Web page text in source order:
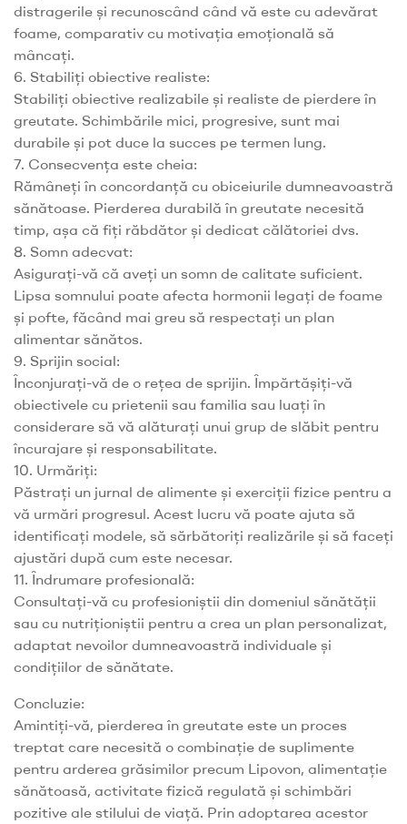
distragerile și recunoscând când vă este cu adevărat
foame, comparativ cu motivația emoțională să
mâncați.
6. Stabiliți obiective realiste:
Stabiliți obiective realizabile și realiste de pierdere în
greutate. Schimbările mici, progresive, sunt mai
durabile și pot duce la succes pe termen lung.
7. Consecvența este cheia:
Rămâneți în concordanță cu obiceiurile dumneavoastră
sănătoase. Pierderea durabilă în greutate necesită
timp, așa că fiți răbdător și dedicat călătoriei dvs.
8. Somn adecvat:
Asigurați-vă că aveți un somn de calitate suficient.
Lipsa somnului poate afecta hormonii legați de foame
și pofte, făcând mai greu să respectați un plan
alimentar sănătos.
9. Sprijin social:
Înconjurați-vă de o rețea de sprijin. Împărtășiți-vă
obiectivele cu prietenii sau familia sau luați în
considerare să vă alăturați unui grup de slăbit pentru
încurajare și responsabilitate.
10. Urmăriți:
Păstrați un jurnal de alimente și exerciții fizice pentru a
vă urmări progresul. Acest lucru vă poate ajuta să
identificați modele, să sărbătoriți realizările și să faceți
ajustări după cum este necesar.
11. Îndrumare profesională:
Consultați-vă cu profesioniștii din domeniul sănătății
sau cu nutriționiștii pentru a crea un plan personalizat,
adaptat nevoilor dumneavoastră individuale și
condițiilor de sănătate.
Concluzie:
Amintiți-vă, pierderea în greutate este un proces
treptat care necesită o combinație de suplimente
pentru arderea grăsimilor precum Lipovon, alimentație
sănătoasă, activitate fizică regulată și schimbări
pozitive ale stilului de viață. Prin adoptarea acestor